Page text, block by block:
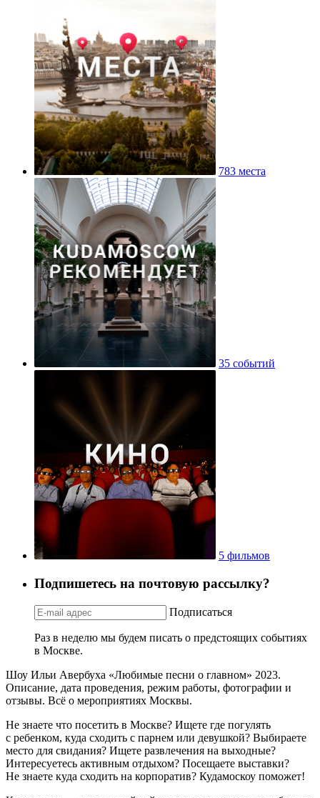
783 места
35 событий
5 фильмов
Подпишетесь на почтовую рассылку?
Подписаться
Раз в неделю мы будем писать о предстоящих событиях
в Москве.
Шоу Ильи Авербуха «Любимые песни о главном» 2023.
Описание, дата проведения, режим работы, фотографии и
отзывы. Всё о мероприятиях Москвы.
Не знаете что посетить в Москве? Ищете где погулять
с ребенком, куда сходить с парнем или девушкой? Выбираете
место для свидания? Ищете развлечения на выходные?
Интересуетесь активным отдыхом? Посещаете выставки?
Не знаете куда сходить на корпоратив? Кудамоскоу поможет!